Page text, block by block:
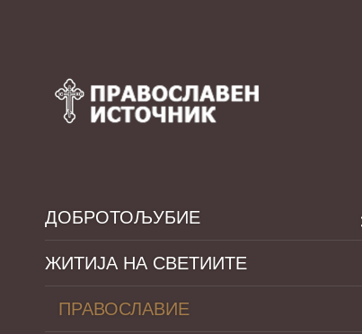
ДОБРОТОЉУБИЕ
ЖИТИЈА НА СВЕТИИТЕ
ПРАВОСЛАВИЕ